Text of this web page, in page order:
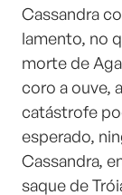
Cassandra
lamento, no
morte de
coro a ouve,
catástrofe
esperado,
Cassandra,
saque de